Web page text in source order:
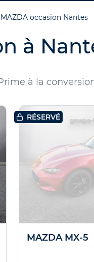
MAZDA occasion Nantes
à
à la
RÉSERVÉ
MAZDA MX-5